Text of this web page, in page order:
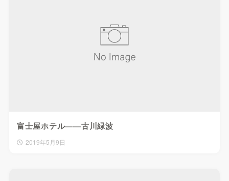
富士屋ホテル——古川緑波
2019年5月9日